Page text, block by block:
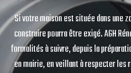
Si votre maison est située dans une
construire pourra être exigé. AGH
formalités à suivre, depuis la
en mairie, en veillant à respecter les